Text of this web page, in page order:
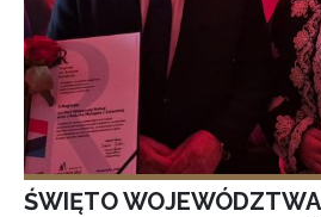
ŚWIĘTO WOJEWÓDZTWA